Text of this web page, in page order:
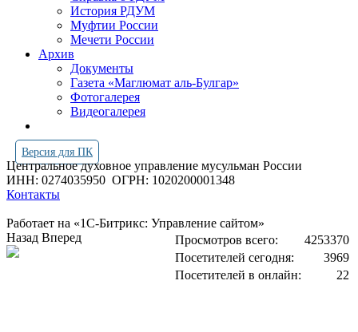
История РДУМ
Муфтии России
Мечети России
Архив
Документы
Газета «Маглюмат аль-Булгар»
Фотогалерея
Видеогалерея
Версия для ПК
Центральное духовное управление мусульман России
ИНН: 0274035950 ОГРН: 1020200001348
Контакты
Работает на «1С-Битрикс: Управление сайтом»
Просмотров всего:
4253370
Посетителей сегодня:
3969
Посетителей в онлайн:
22
Назад Вперед